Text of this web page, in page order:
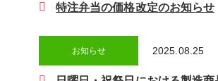
特注弁当の価格改定のお知らせ
お知らせ 2025.08.25